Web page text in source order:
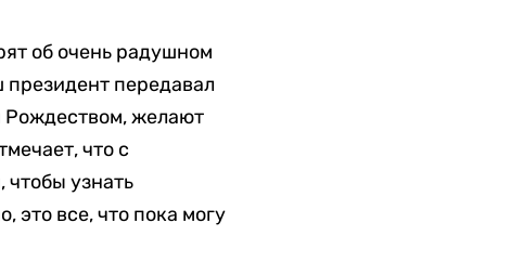
об очень радушном
передавал
Рождеством, желают
что с
узнать
это все, что пока могу